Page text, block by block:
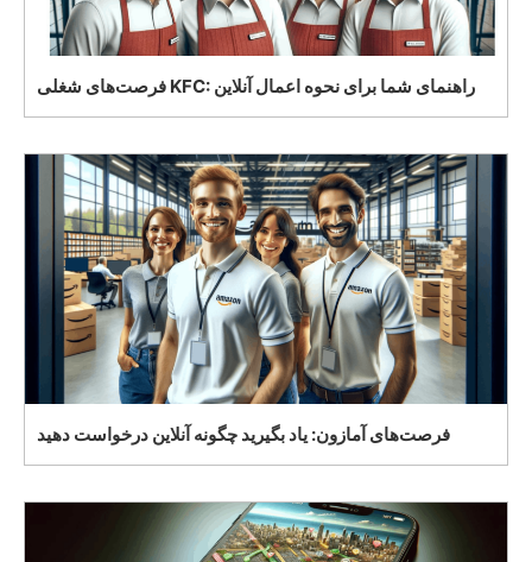
فرصت‌های شغلی KFC: راهنمای شما برای نحوه اعمال آنلاین
فرصت‌های آمازون: یاد بگیرید چگونه آنلاین درخواست دهید